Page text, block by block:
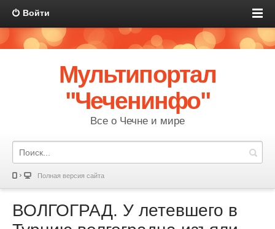
Войти
Мультипортал
"Чеченинфо"
Все о Чечне и мире
Полная версия сайта
ВОЛГОГРАД. У летевшего в